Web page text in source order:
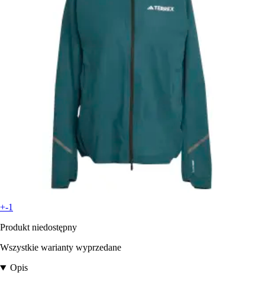
+-1
Produkt niedostępny
Wszystkie warianty wyprzedane
Opis